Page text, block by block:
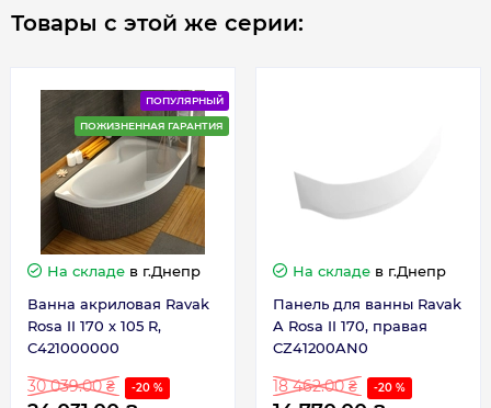
Товары с этой же серии:
ПОПУЛЯРНЫЙ
ПОЖИЗНЕННАЯ ГАРАНТИЯ
На складе в г.Днепр
Ванна акриловая Ravak
Rosa II 170 х 105 R,
C421000000
30 039.00 ₴ -20 %
На складе в г.Днепр
Панель для ванны Ravak
A Rosa II 170, правая
CZ41200AN0
18 462.00 ₴ -20 %